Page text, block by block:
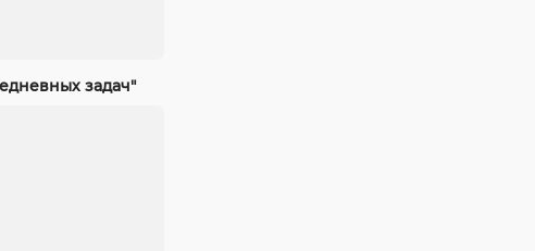
задач"